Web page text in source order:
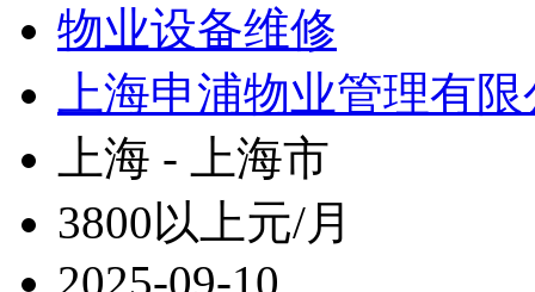
物业设备维修
上海申浦物业管理有
上海 - 上海市
3800以上元/月